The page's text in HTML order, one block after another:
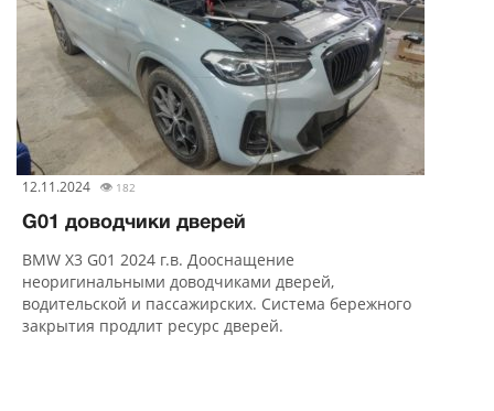
12.11.2024 👁 182
G01 доводчики дверей
BMW X3 G01 2024 г.в. Дооснащение
неоригинальными доводчиками дверей,
водительской и пассажирских. Система бережного
закрытия продлит ресурс дверей.